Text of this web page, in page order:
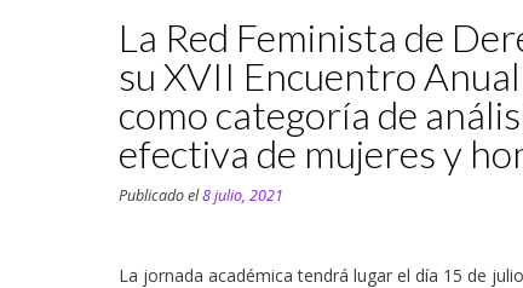
La Red Feminista de
su XVII Encuentro
como categoría de
efectiva de mujeres y
Publicado el8 julio, 2021
La jornada académica tendrá lugar el día 15 de